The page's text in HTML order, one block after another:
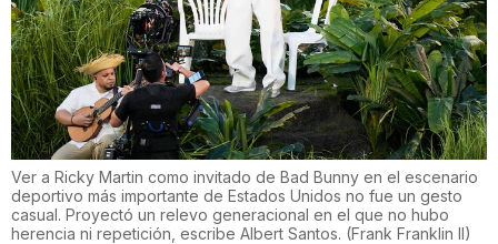
Ver a Ricky Martin como invitado de Bad Bunny en el escenario
deportivo más importante de Estados Unidos no fue un gesto
casual. Proyectó un relevo generacional en el que no hubo
herencia ni repetición, escribe Albert Santos. (Frank Franklin II)